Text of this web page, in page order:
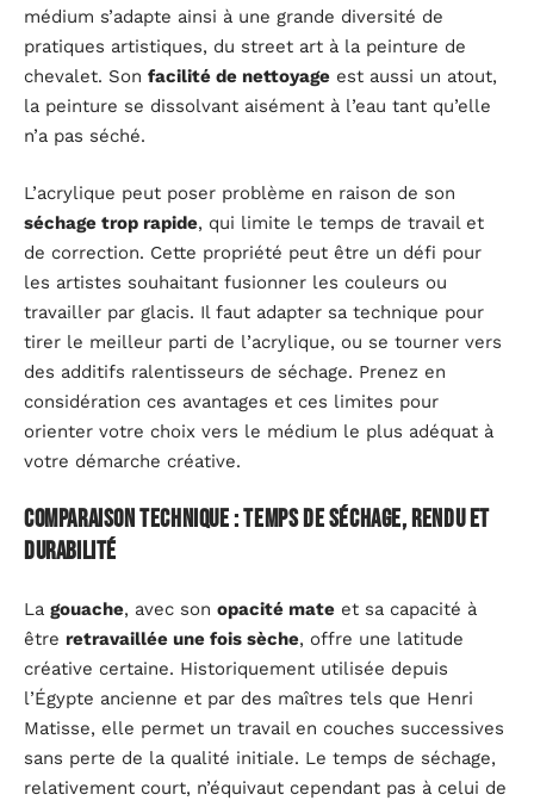
médium s’adapte ainsi à une grande diversité de
pratiques artistiques, du street art à la peinture de
chevalet. Son facilité de nettoyage est aussi un atout,
la peinture se dissolvant aisément à l’eau tant qu’elle
n’a pas séché.
L’acrylique peut poser problème en raison de son
séchage trop rapide, qui limite le temps de travail et
de correction. Cette propriété peut être un défi pour
les artistes souhaitant fusionner les couleurs ou
travailler par glacis. Il faut adapter sa technique pour
tirer le meilleur parti de l’acrylique, ou se tourner vers
des additifs ralentisseurs de séchage. Prenez en
considération ces avantages et ces limites pour
orienter votre choix vers le médium le plus adéquat à
votre démarche créative.
Comparaison technique : temps de séchage, rendu et
durabilité
La gouache, avec son opacité mate et sa capacité à
être retravaillée une fois sèche, offre une latitude
créative certaine. Historiquement utilisée depuis
l’Égypte ancienne et par des maîtres tels que Henri
Matisse, elle permet un travail en couches successives
sans perte de la qualité initiale. Le temps de séchage,
relativement court, n’équivaut cependant pas à celui de